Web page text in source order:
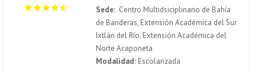
Sede:Centro Multidsiciplinario de Bahía
de Banderas, Extensión Académica del Sur
Ixtlán del Río, Extensión Académica del
Norte Acaponeta
Modalidad:Escolarizada